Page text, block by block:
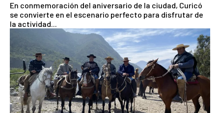
En conmemoración del aniversario de la ciudad, Curicó
se convierte en el escenario perfecto para disfrutar de
la actividad...